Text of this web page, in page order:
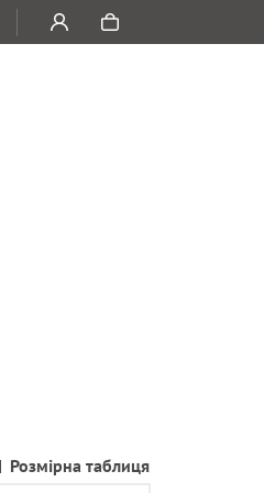
Розмірна таблиця